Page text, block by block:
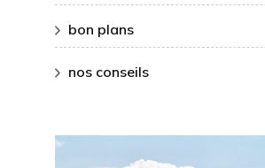
bon plans
nos conseils